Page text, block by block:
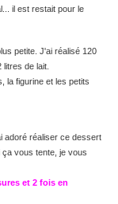
il est restait pour le
petite. J'ai réalisé 120
de lait.
la figurine et les petits
adoré réaliser ce dessert
ça vous tente, je vous
et 2 fois en